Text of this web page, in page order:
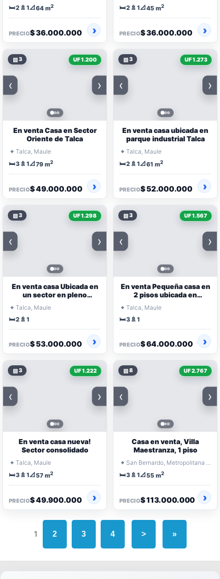
🛏️2 🚿 1📐64 m2
PRECIO$ 36.000.000
🛏️2 🚿 1📐45 m2
PRECIO$ 36.000.000
▧3 UF 1.200
‹ ›
En venta Casa en Sector
Oriente de Talca
⌖ Talca, Maule
🛏️3 🚿 1📐79 m2
PRECIO$ 49.000.000
▧3 UF 1.273
‹ ›
En venta casa ubicada en
parque industrial Talca
⌖ Talca, Maule
🛏️2 🚿 1📐61 m2
PRECIO$ 52.000.000
▧3 UF 1.298
‹ ›
En venta casa Ubicada en
un sector en pleno
⌖ Talca, Maule
🛏️2 🚿 1
PRECIO$ 53.000.000
▧3 UF 1.567
‹ ›
En venta Pequeña casa en
2 pisos ubicada en
⌖ Talca, Maule
🛏️3 🚿 1
PRECIO$ 64.000.000
▧3 UF 1.222
‹ ›
En venta casa nueva!
Sector consolidado
⌖ Talca, Maule
🛏️3 🚿 1📐57 m2
PRECIO$ 49.900.000
▧8 UF 2.767
‹ ›
Casa en venta, Villa
Maestranza, 1 piso
⌖
San Bernardo, Metropolitana Santiago
🛏️3 🚿 1📐55 m2
PRECIO$ 113.000.000
1 2 3 4 > »